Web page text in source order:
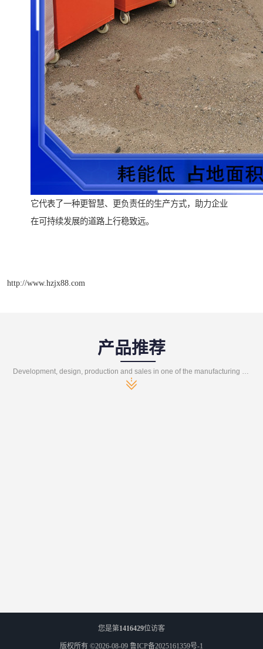
它代表了一种更智慧、更负责任的生产方式，助力企业
在可持续发展的道路上行稳致远。
http://www.hzjx88.com
产品推荐
您是第1416429位访客
版权所有 ©2026-08-09 鲁ICP备2025161359号-1